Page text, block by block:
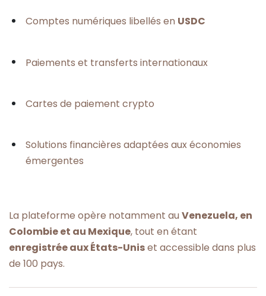
Comptes numériques libellés en USDC
Paiements et transferts internationaux
Cartes de paiement crypto
Solutions financières adaptées aux économies
émergentes
La plateforme opère notamment au Venezuela, en
Colombie et au Mexique, tout en étant
enregistrée aux États-Uniset accessible dans plus
de 100 pays.